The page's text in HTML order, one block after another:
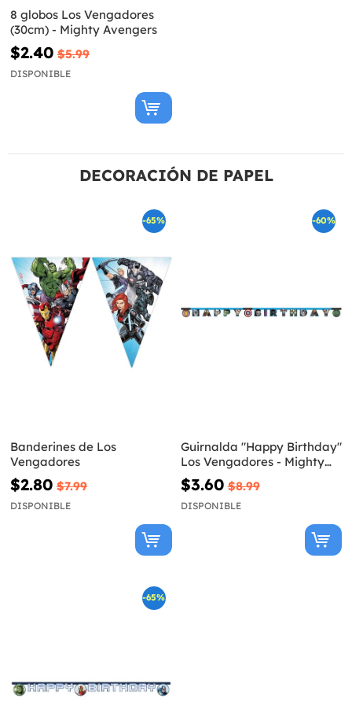
8 globos Los Vengadores
(30cm) - Mighty Avengers
$2.40 $5.99
DISPONIBLE
DECORACIÓN DE PAPEL
-65%
Banderines de Los
Vengadores
$2.80 $7.99
DISPONIBLE
-60%
Guirnalda "Happy Birthday"
Los Vengadores - Mighty
Avengers
$3.60 $8.99
DISPONIBLE
-65%